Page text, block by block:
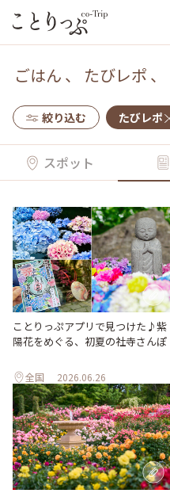
ごはん 、 たびレポ 、
絞り込む たびレポ
スポット
ことりっぷアプリで見つけた♪紫
陽花をめぐる、初夏の社寺さんぽ
全国 2026.06.26